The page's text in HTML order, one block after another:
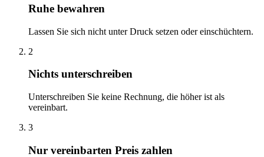
Ruhe bewahren
Lassen Sie sich nicht unter Druck setzen oder einschüchtern.
2
Nichts unterschreiben
Unterschreiben Sie keine Rechnung, die höher ist als
vereinbart.
3
Nur vereinbarten Preis zahlen